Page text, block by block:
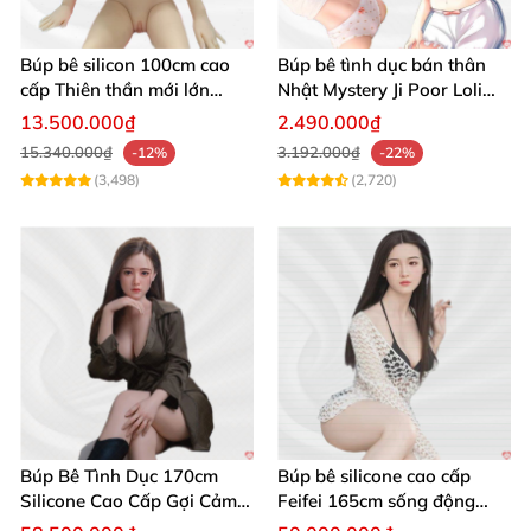
Búp bê silicon 100cm cao
cấp Thiên thần mới lớn
mượt mà mềm mại
13.500.000₫
15.340.000₫
-12%
(3,498)
Búp bê tình dục bán thân
Nhật Mystery Ji Poor Loli
TPE 6kg siêu mềm mại
2.490.000₫
3.192.000₫
-22%
(2,720)
Búp Bê Tình Dục 170cm
Silicone Cao Cấp Gợi Cảm
Giống Thật
Búp bê silicone cao cấp
Feifei 165cm sống động
chân thật ghê